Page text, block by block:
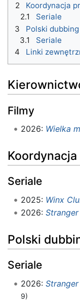
2
Koordynacja
2.1
Seriale
3
Polski dubbing
3.1
Seriale
4
Linki
Filmy
2026: Wielka
Seriale
2025: Winx
2026:
Polski
Seriale
2026:
9)